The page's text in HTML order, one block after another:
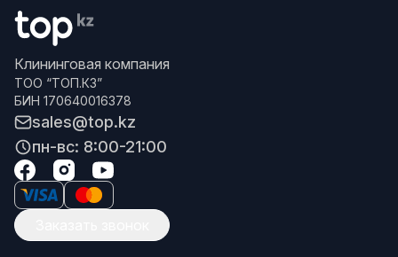
Клининговая компания
ТОО “ТОП.КЗ”
БИН 170640016378
sales@top.kz
пн-вс: 8:00-21:00